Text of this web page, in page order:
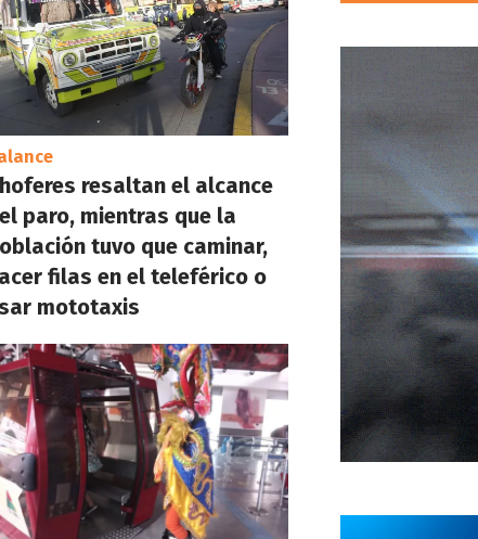
resaltan el alcance
paro, mientras que la
tuvo que caminar,
filas en el teleférico o
mototaxis